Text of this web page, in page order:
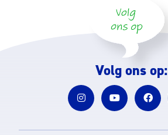
Volg ons op: